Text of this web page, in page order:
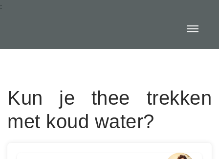
:
Kun je thee trekken
met koud water?